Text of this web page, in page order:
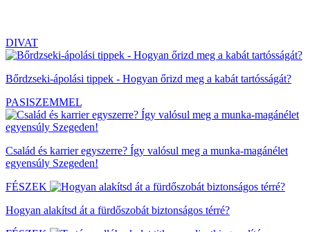
DIVAT
Bőrdzseki-ápolási tippek - Hogyan őrizd meg a kabát tartósságát?
PASISZEMMEL
Család és karrier egyszerre? Így valósul meg a munka-magánélet
egyensúly Szegeden!
FÉSZEK
Hogyan alakítsd át a fürdőszobát biztonságos térré?